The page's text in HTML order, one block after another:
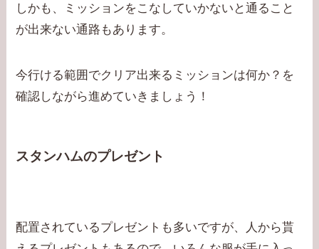
しかも、ミッションをこなしていかないと通ること
が出来ない通路もあります。
今行ける範囲でクリア出来るミッションは何か？を
確認しながら進めていきましょう！
スタンハムのプレゼント
配置されているプレゼントも多いですが、人から貰